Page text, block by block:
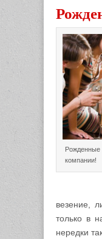
компании!
везение,
только в
нередки